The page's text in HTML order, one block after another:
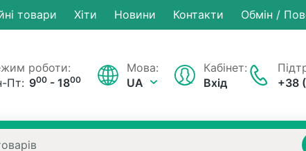
товари Хiти Новини Контакти Обмін /
роботи:
Пт: 900 - 1800
+38
Мова:
UA
Кабінет:
Вхід